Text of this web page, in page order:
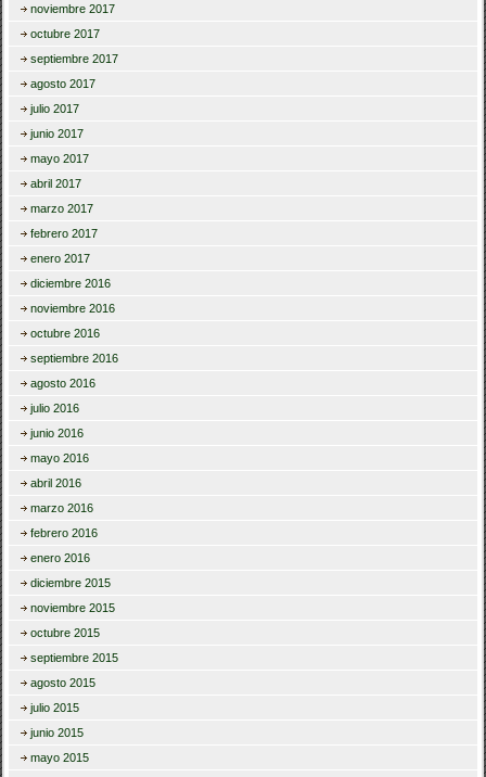
noviembre 2017
octubre 2017
septiembre 2017
agosto 2017
julio 2017
junio 2017
mayo 2017
abril 2017
marzo 2017
febrero 2017
enero 2017
diciembre 2016
noviembre 2016
octubre 2016
septiembre 2016
agosto 2016
julio 2016
junio 2016
mayo 2016
abril 2016
marzo 2016
febrero 2016
enero 2016
diciembre 2015
noviembre 2015
octubre 2015
septiembre 2015
agosto 2015
julio 2015
junio 2015
mayo 2015